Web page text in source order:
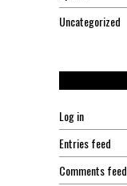
Uncategorized
Log in
Entries feed
Comments feed